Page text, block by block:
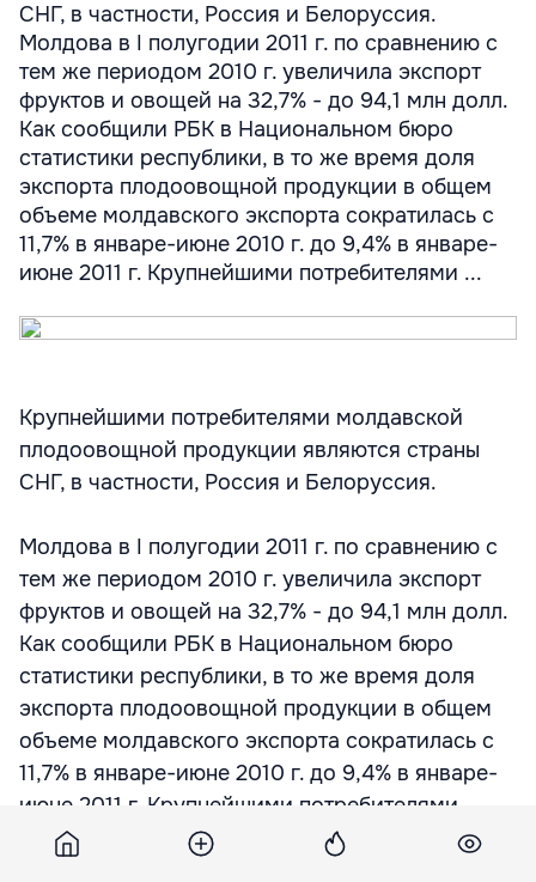
СНГ, в частности, Россия и Белоруссия.
Молдова в I полугодии 2011 г. по сравнению с
тем же периодом 2010 г. увеличила экспорт
фруктов и овощей на 32,7% - до 94,1 млн долл.
Как сообщили РБК в Национальном бюро
статистики республики, в то же время доля
экспорта плодоовощной продукции в общем
объеме молдавского экспорта сократилась с
11,7% в январе-июне 2010 г. до 9,4% в январе-
июне 2011 г. Крупнейшими потребителями ...
Крупнейшими потребителями молдавской
плодоовощной продукции являются страны
СНГ, в частности, Россия и Белоруссия.
Молдова в I полугодии 2011 г. по сравнению с
тем же периодом 2010 г. увеличила экспорт
фруктов и овощей на 32,7% - до 94,1 млн долл.
Как сообщили РБК в Национальном бюро
статистики республики, в то же время доля
экспорта плодоовощной продукции в общем
объеме молдавского экспорта сократилась с
11,7% в январе-июне 2010 г. до 9,4% в январе-
июне 2011 г. Крупнейшими потребителями
молдавской плодоовощной продукции